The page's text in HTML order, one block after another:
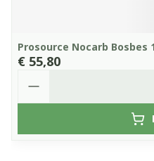
Prosource Nocarb Bosbes
€ 55,80